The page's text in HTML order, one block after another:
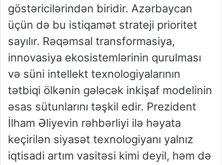
göstəricilərindən biridir. Azərbaycan
üçün də bu istiqamət strateji prioritet
sayılır. Rəqəmsal transformasiya,
innovasiya ekosistemlərinin qurulması
və süni intellekt texnologiyalarının
tətbiqi ölkənin gələcək inkişaf modelinin
əsas sütunlarını təşkil edir. Prezident
İlham Əliyevin rəhbərliyi ilə həyata
keçirilən siyasət texnologiyanı yalnız
iqtisadi artım vasitəsi kimi deyil, həm də